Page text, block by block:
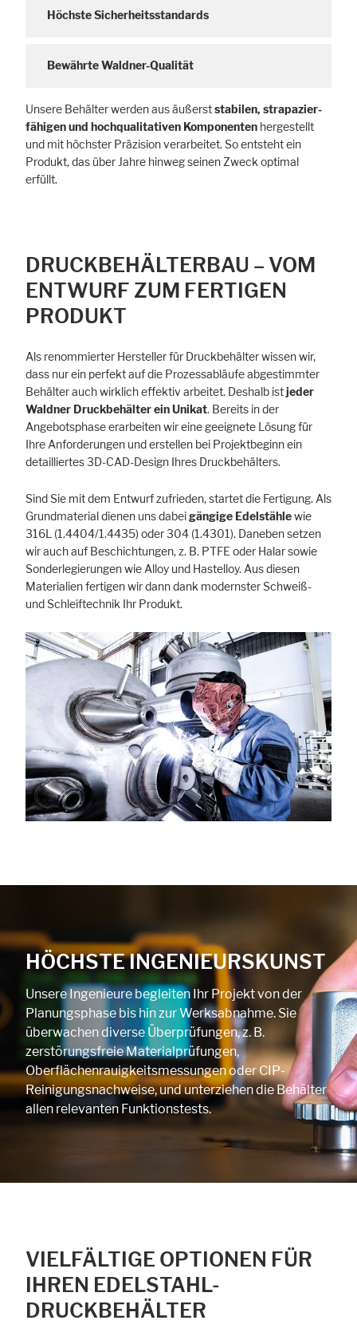
Höchste Sicherheitsstandards
Bewährte Waldner-Qualität
Unsere Behälter werden aus äußerststabilen, strapazier­
fähigen und hoch­qualitativen Komponenten hergestellt
und mit höchster Präzision verarbeitet. So entsteht ein
Produkt, das über Jahre hinweg seinen Zweck optimal
erfüllt.
DRUCKBEHÄLTERBAU – VOM
ENTWURF ZUM FERTIGEN
PRODUKT
Als renommierter Hersteller für Druckbehälter wissen wir,
dass nur ein perfekt auf die Prozessabläufe abgestimmter
Behälter auch wirklich effektiv arbeitet. Deshalb istjeder
Waldner Druckbehälter ein Unikat. Bereits in der
Angebotsphase erarbeiten wir eine geeignete Lösung für
Ihre Anforderungen und erstellen bei Projektbeginn ein
detailliertes 3D-CAD-Design Ihres Druckbehälters.
Sind Sie mit dem Entwurf zufrieden, startet die Fertigung. Als
Grundmaterial dienen uns dabeigängige Edelstählewie
316L (1.4404/1.4435) oder 304 (1.4301). Daneben setzen
wir auch auf Beschichtungen, z. B. PTFE oder Halar sowie
Sonder­legierungen wie Alloy und Hastelloy. Aus diesen
Materialien fertigen wir dann dank modernster Schweiß-
und Schleiftechnik Ihr Produkt.
HÖCHSTE INGENIEURSKUNST
Unsere Ingenieure begleiten Ihr Projekt von der
Planungsphase bis hin zur Werksabnahme. Sie
überwachen diverse Überprüfungen, z. B.
zerstörungsfreie Materialprüfungen,
Oberflächenrauigkeitsmessungen oder CIP-
Reinigungsnachweise, und unterziehen die Behälter
allen relevanten Funktionstests.
VIELFÄLTIGE OPTIONEN FÜR
IHREN EDELSTAHL-
DRUCKBEHÄLTER